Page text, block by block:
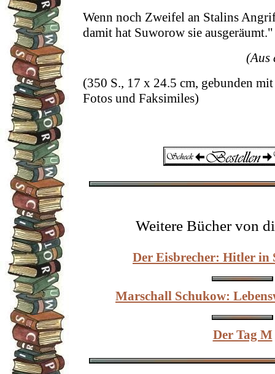
Wenn noch Zweifel an Stalins
damit hat Suworow sie ausgeräumt."
(Aus
(350 S., 17 x 24.5 cm, gebunden
Fotos und Faksimiles)
Weitere Bücher von
Der Eisbrecher: Hitler
Marschall Schukow:
Der Tag M